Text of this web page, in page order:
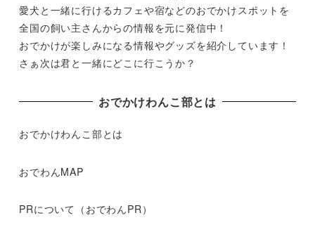
愛犬と一緒に行けるカフェや宿などのおでかけスポットを
全国の飼い主さんからの情報を元に発信中！
おでかけが楽しみになる情報やグッズを紹介しています！
さぁ次は君と一緒にどこに行こうか？
おでかけわんこ部とは
おでかけわんこ部とは
おでわんMAP
PRについて（おでわんPR）